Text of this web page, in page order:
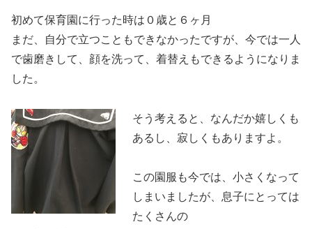
初めて保育園に行った時は０歳と６ヶ月
まだ、自分で立つこともできなかったですが、今では一人
で歯磨きして、顔を洗って、着替えもできるようになりま
した。
そう考えると、なんだか嬉しくも
あるし、寂しくもありますよ。
この園服も今では、小さくなって
しまいましたが、息子にとっては
たくさんの